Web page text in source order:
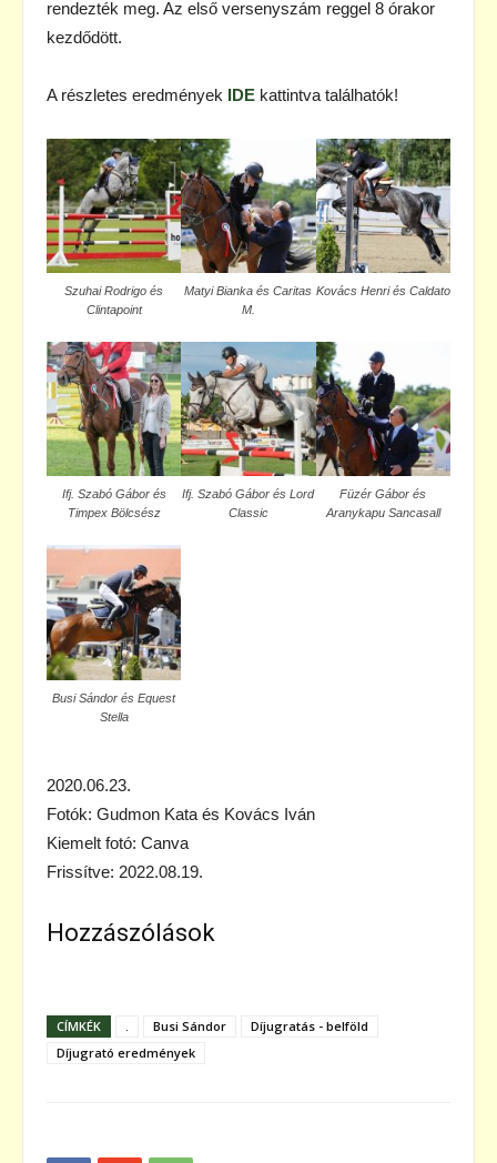
rendezték meg. Az első versenyszám reggel 8 órakor
kezdődött.
A részletes eredmények IDE kattintva találhatók!
Szuhai Rodrigo és
Clintapoint
Matyi Bianka és Caritas
M.
Kovács Henri és Caldato
Ifj. Szabó Gábor és
Timpex Bölcsész
Ifj. Szabó Gábor és Lord
Classic
Füzér Gábor és
Aranykapu Sancasall
Busi Sándor és Equest
Stella
2020.06.23.
Fotók: Gudmon Kata és Kovács Iván
Kiemelt fotó: Canva
Frissítve: 2022.08.19.
Hozzászólások
CÍMKÉK Busi Sándor
Díjugratás - belföld
Díjugrató eredmények